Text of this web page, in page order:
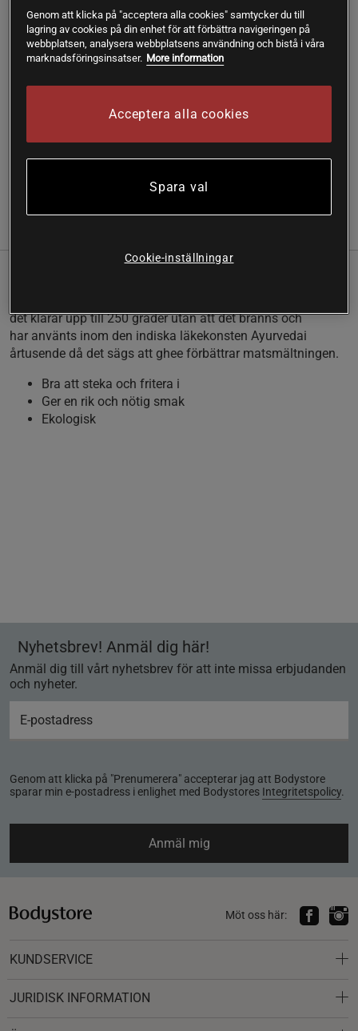
!
Varan är för tillfället slut i lager. Få en notifikation när
produkten åter finns i lager.
främst som en matolja
det klarar upp till 250 grader utan att det bränns och
har använts inom den indiska läkekonsten Ayurvedai
årtusende då det sägs att ghee förbättrar matsmältningen.
Bra att steka och fritera i
Ger en rik och nötig smak
Ekologisk
Nyhetsbrev! Anmäl dig här!
Anmäl dig till vårt nyhetsbrev för att inte missa erbjudanden
och nyheter.
Genom att klicka på "Prenumerera" accepterar jag att Bodystore
sparar min e-postadress i enlighet med Bodystores Integritetspolicy.
Anmäl mig
Möt oss här:
KUNDSERVICE
JURIDISK INFORMATION
Genom att klicka på "acceptera alla cookies" samtycker du till
lagring av cookies på din enhet för att förbättra navigeringen på
webbplatsen, analysera webbplatsens användning och bistå i våra
marknadsföringsinsatser. More information
Acceptera alla cookies
Spara val
Cookie-inställningar